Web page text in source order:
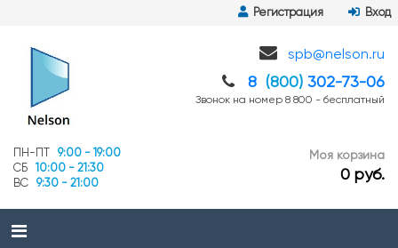
Регистрация Вход
spb@nelson.ru
8 (800) 302-73-06
Звонок на номер 8 800 - бесплатный
ПН-ПТ
9:00 - 19:00
СБ
10:00 - 21:30
ВС
9:30 - 21:00
Моя корзина
0 руб.